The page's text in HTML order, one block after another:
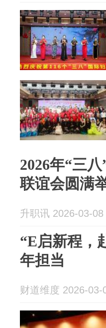
2026年“三
联谊会圆满
升职讯 2026-03-08
“E启新程，
年担当
财道维度 2026-03-